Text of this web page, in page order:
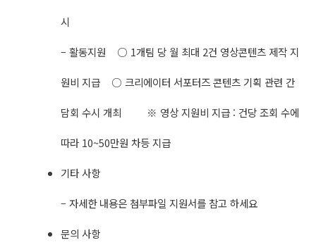
시
– 활동지원 ○ 1개팀 당 월 최대 2건 영상콘텐츠 제작 지
원비 지급 ○ 크리에이터 서포터즈 콘텐츠 기획 관련 간
담회 수시 개최 ※ 영상 지원비 지급 : 건당 조회 수에
따라 10~50만원 차등 지급
기타 사항
– 자세한 내용은 첨부파일 지원서를 참고 하세요
문의 사항